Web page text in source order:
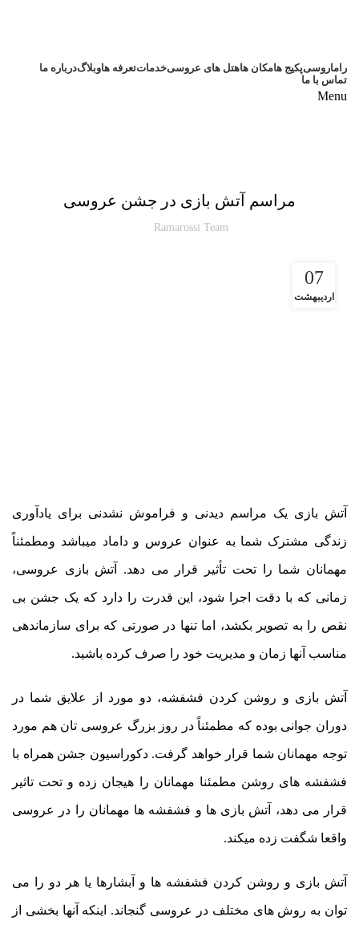
راماروسیپکیج هامکان هاهتل های عروسیخدماتتعرفه هاوبلاگدرباره ما
تماس با ما
Menu
مراسم آتش بازی در جشن عروسی
Ramarossi Team
07
اردیبهشت
آتش بازی یک مراسم دیدنی و فراموش نشدنی برای یادآوری
زندگی مشترک شما به عنوان عروس و داماد میباشد ومطمئناً
مهمانان شما را تحت تأثیر قرار می دهد. آتش بازی عروسی،
زمانی که با دقت اجرا شود، این قدرت را دارد که یک جشن بی
نقص را به تصویر بکشد، اما تنها در صورتی که برای سازماندهی
مناسب آنها زمان و مدیریت خود را صرف کرده باشید.
آتش بازی و روشن کردن فشفشه، دو مورد از علایق شما در
دوران جوانی بوده که مطمئناً در روز بزرگ عروسی تان هم مورد
توجه مهمانان شما قرار خواهد گرفت. دکوراسیون جشن همراه با
فشفشه های روشن مطمئنا مهمانان را هیجان زده و تحت تاثیر
قرار می دهد، آتش بازی ها و فشفشه ها مهمانان را در عروسی
واقعا شگفت زده میکند.
آتش بازی و روشن کردن فشفشه ها و آبشارها یا هر دو را می
توان به روش های مختلف در عروسی گنجاند. اینکه آنها بخشی از